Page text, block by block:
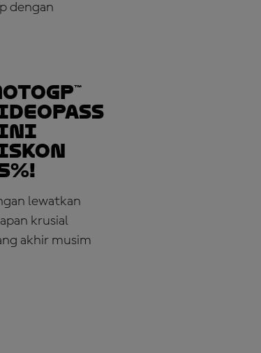
dengan
lewatkan
krusial
akhir musim